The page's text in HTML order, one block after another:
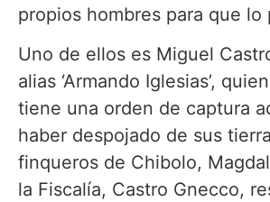
propios hombres para que lo
Uno de ellos es Miguel
alias ‘Armando Iglesias’,
tiene una orden de captura
haber despojado de sus
finqueros de Chibolo,
la Fiscalía, Castro Gnecco,